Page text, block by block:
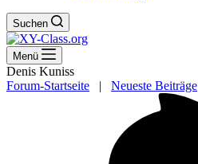
Suchen
Menü
Denis Kuniss
Forum-Startseite | Neueste Beiträge